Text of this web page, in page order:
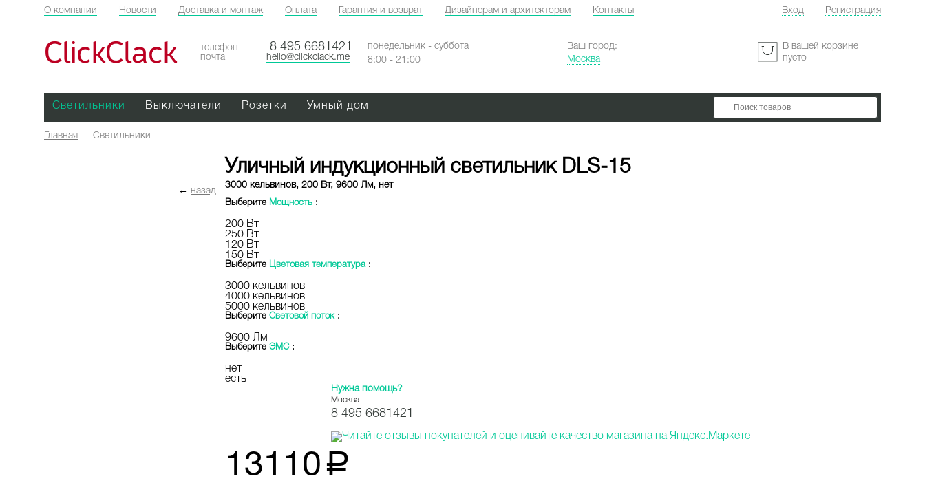
О компании Новости Доставка и монтаж Оплата Гарантия и возврат Дизайнерам и архитекторам Контакты Вход Регистрация
ClickClack
Ваш город:
Москва
В вашей корзине
пусто
телефон 8 495 6681421
почта hello@clickclack.me
понедельник - суббота
8:00 - 21:00
Светильники Выключатели Розетки Умный дом
Главная — Светильники
← назад
Уличный индукционный светильник DLS-15
3000 кельвинов, 200 Вт, 9600 Лм, нет
Выберите Мощность :
200 Вт
250 Вт
120 Вт
150 Вт
Выберите Цветовая температура :
3000 кельвинов
4000 кельвинов
5000 кельвинов
Выберите Световой поток :
9600 Лм
Выберите ЭМС :
нет
есть
Нужна помощь?
Москва
8 495 6681421
13110 a